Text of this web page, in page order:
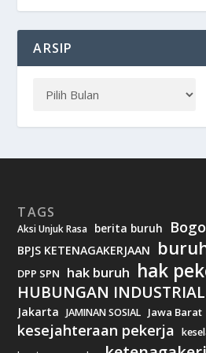
ARSIP
TAGS
Aksi Unjuk Rasa berita buruh
BPJS KETENAGAKERJAAN
DPP SPN hak buruh hak
HUBUNGAN INDUSTRIAL
Jakarta JAMINAN SOSIAL Jawa Barat
kesejahteraan pekerja